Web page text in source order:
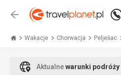
Wstecz
Wakacje Chorwacja Pelješac
Aktualnewarunki podróży